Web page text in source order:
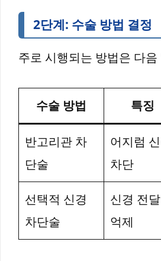
2단계: 수술 방법 결정
주로 시행되는 방법은 다
수술 방법 특징
반고리관 차
단술
어지럼
차단
선택적 신경
차단술
신경 전달
억제